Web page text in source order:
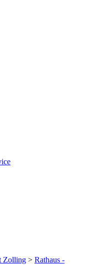
Zolling > Rathaus -